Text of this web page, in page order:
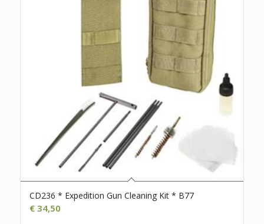
CD236 * Expedition Gun Cleaning Kit * B77
€34,50